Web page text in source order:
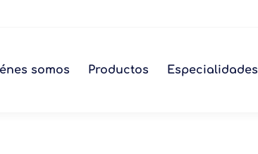
somos Productos Especialidades